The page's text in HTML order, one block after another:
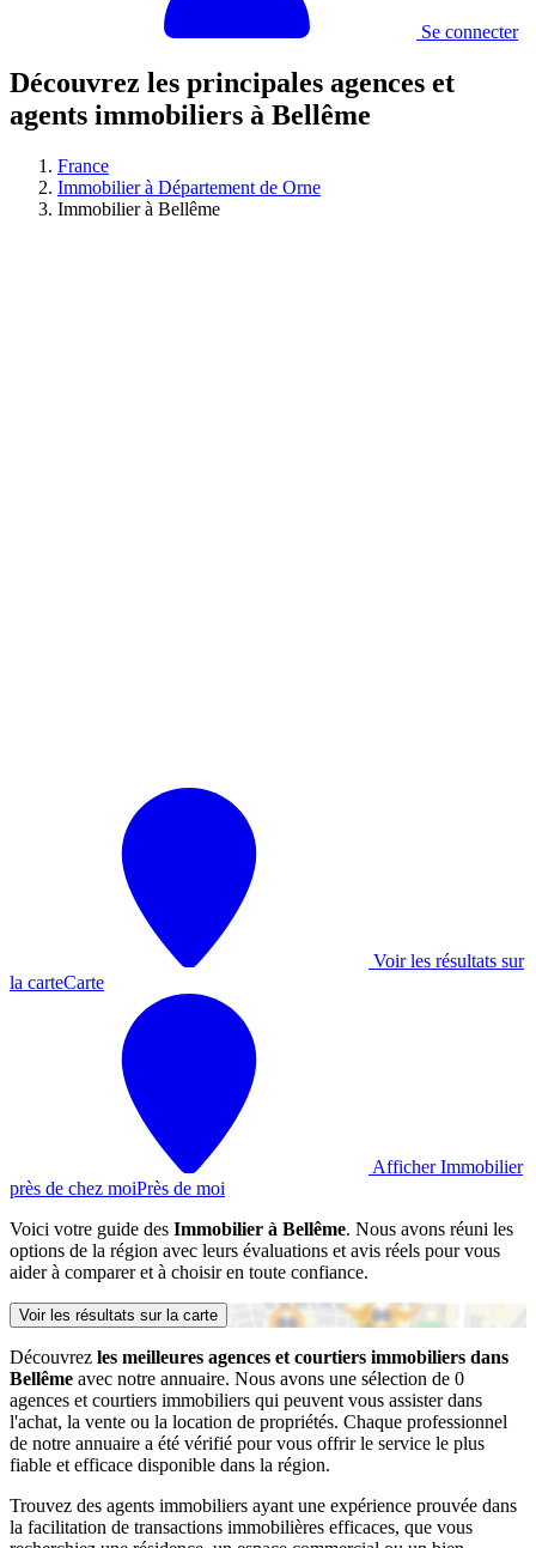
Se connecter
Découvrez les principales agences et
agents immobiliers à Bellême
France
Immobilier à Département de Orne
Immobilier à Bellême
Voir les résultats sur
la carteCarte
Afficher Immobilier
près de chez moiPrès de moi
Voici votre guide des Immobilier à Bellême. Nous avons réuni les
options de la région avec leurs évaluations et avis réels pour vous
aider à comparer et à choisir en toute confiance.
Voir les résultats sur la carte
Découvrez les meilleures agences et courtiers immobiliers dans
Bellême avec notre annuaire. Nous avons une sélection de 0
agences et courtiers immobiliers qui peuvent vous assister dans
l'achat, la vente ou la location de propriétés. Chaque professionnel
de notre annuaire a été vérifié pour vous offrir le service le plus
fiable et efficace disponible dans la région.
Trouvez des agents immobiliers ayant une expérience prouvée dans
la facilitation de transactions immobilières efficaces, que vous